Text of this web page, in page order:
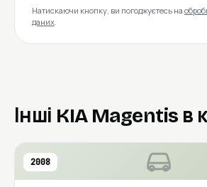
Натискаючи кнопку, ви погоджуєтесь на
даних.
Інші KIA Magentis в
2008